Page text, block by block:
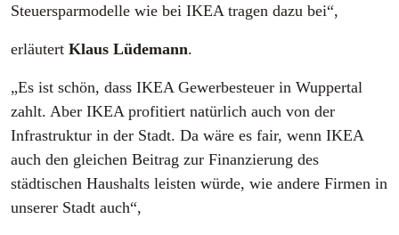
Steuersparmodelle wie bei IKEA tragen dazu bei“,
erläutert Klaus Lüdemann.
„Es ist schön, dass IKEA Gewerbesteuer in Wuppertal
zahlt. Aber IKEA profitiert natürlich auch von der
Infrastruktur in der Stadt. Da wäre es fair, wenn IKEA
auch den gleichen Beitrag zur Finanzierung des
städtischen Haushalts leisten würde, wie andere Firmen in
unserer Stadt auch“,